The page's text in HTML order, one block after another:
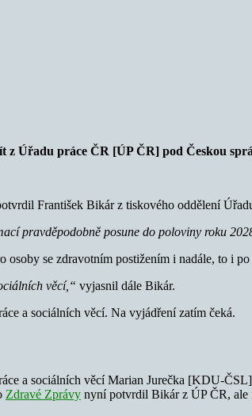
Úřadu práce ČR [ÚP ČR] pod Českou
František Bikár z tiskového oddělení
pravděpodobně posune do poloviny roku
se zdravotním postižením i nadále, to i
věcí,“ vyjasnil dále Bikár.
a sociálních věcí. Na vyjádření zatím čeká.
a sociálních věcí Marian Jurečka [KDU-
Zdravé Zprávy nyní potvrdil Bikár z ÚP ČR, ale